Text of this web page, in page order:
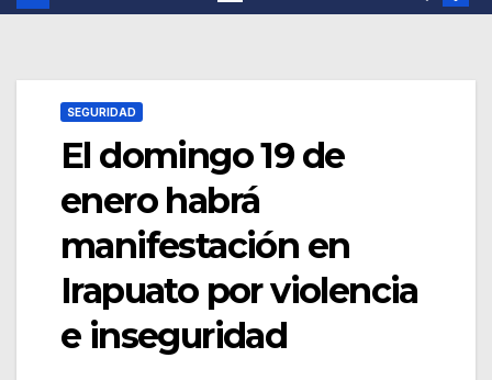
SEGURIDAD
El domingo 19 de
enero habrá
manifestación en
Irapuato por violencia
e inseguridad